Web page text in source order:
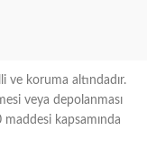
ve koruma altındadır.
veya depolanması
kapsamında